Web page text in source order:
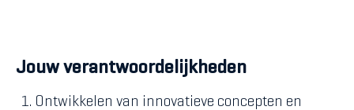
Jouw verantwoordelijkheden
Ontwikkelen van innovatieve concepten en